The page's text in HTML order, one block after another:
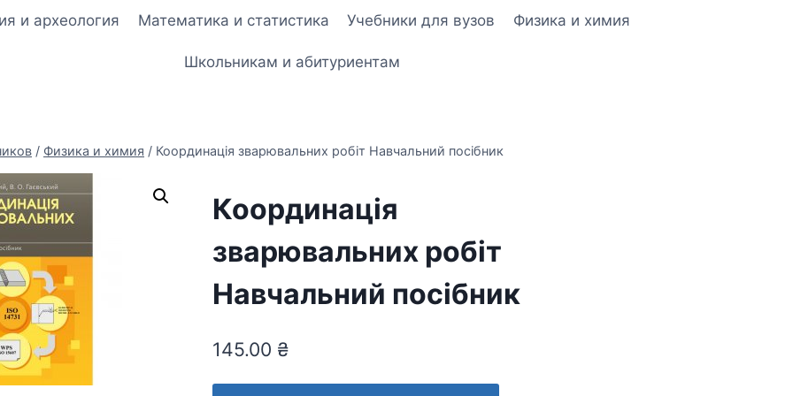
и археология Математика и статистика Учебники для вузов Физика и химия
Школьникам и абитуриентам
/ Физика и химия / Координація зварювальних робіт Навчальний поcібник
Координація
зварювальних робіт
Навчальний поcібник
145.00 ₴